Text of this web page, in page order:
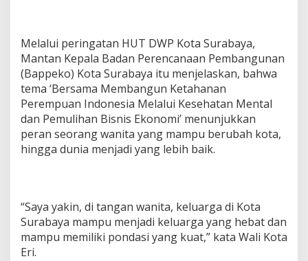
Melalui peringatan HUT DWP Kota Surabaya,
Mantan Kepala Badan Perencanaan Pembangunan
(Bappeko) Kota Surabaya itu menjelaskan, bahwa
tema ‘Bersama Membangun Ketahanan
Perempuan Indonesia Melalui Kesehatan Mental
dan Pemulihan Bisnis Ekonomi’ menunjukkan
peran seorang wanita yang mampu berubah kota,
hingga dunia menjadi yang lebih baik.
“Saya yakin, di tangan wanita, keluarga di Kota
Surabaya mampu menjadi keluarga yang hebat dan
mampu memiliki pondasi yang kuat,” kata Wali Kota
Eri.